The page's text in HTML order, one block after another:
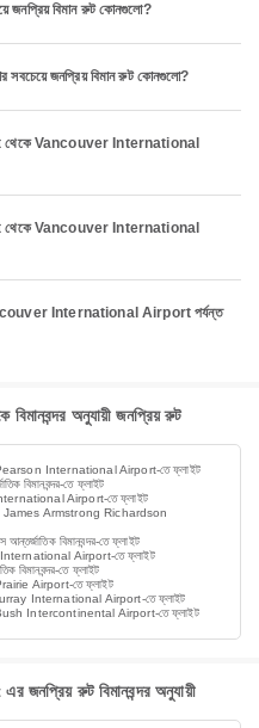
বিমান রুট কোনগুলো?
জনপ্রিয় বিমান রুট কোনগুলো?
Vancouver International
Vancouver International
International Airport পর্যন্ত
অনুযায়ী জনপ্রিয় রুট
International Airport-তে ফ্লাইট
বিমানবন্দর-তে ফ্লাইট
Airport-তে ফ্লাইট
Armstrong Richardson
বিমানবন্দর-তে ফ্লাইট
Airport-তে ফ্লাইট
তে ফ্লাইট
Airport-তে ফ্লাইট
International Airport-তে ফ্লাইট
Intercontinental Airport-তে ফ্লাইট
রুট বিমানবন্দর অনুযায়ী